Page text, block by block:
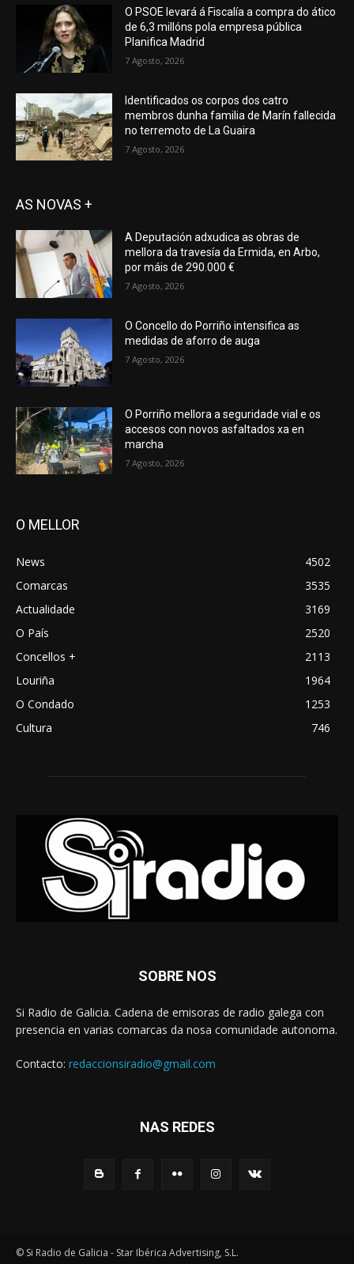
O PSOE levará á Fiscalía a compra do ático
de 6,3 millóns pola empresa pública
Planifica Madrid
7 Agosto, 2026
Identificados os corpos dos catro
membros dunha familia de Marín fallecida
no terremoto de La Guaira
7 Agosto, 2026
AS NOVAS +
A Deputación adxudica as obras de
mellora da travesía da Ermida, en Arbo,
por máis de 290.000 €
7 Agosto, 2026
O Concello do Porriño intensifica as
medidas de aforro de auga
7 Agosto, 2026
O Porriño mellora a seguridade vial e os
accesos con novos asfaltados xa en
marcha
7 Agosto, 2026
O MELLOR
News
4502
Comarcas
3535
Actualidade
3169
O País
2520
Concellos +
2113
Louriña
1964
O Condado
1253
Cultura
746
SOBRE NOS
Si Radio de Galicia. Cadena de emisoras de radio galega con
presencia en varias comarcas da nosa comunidade autonoma.
Contacto: redaccionsiradio@gmail.com
NAS REDES
© Si Radio de Galicia - Star Ibérica Advertising, S.L.